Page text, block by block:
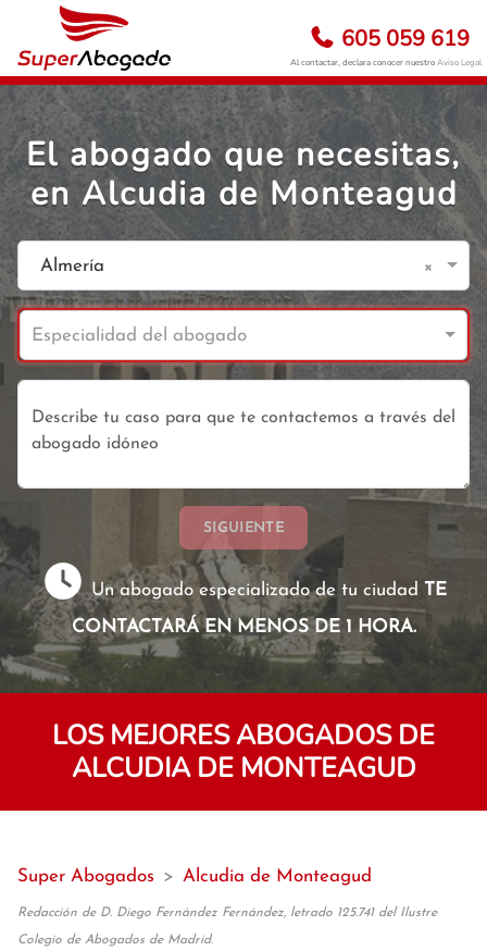
605 059 619
Al contactar, declara conocer nuestroAviso Legal
El abogado que necesitas,
en Alcudia de Monteagud
Almería ×
Especialidad del abogado
SIGUIENTE
Un abogado especializado de tu ciudad TE
CONTACTARÁ EN MENOS DE 1 HORA.
LOS MEJORES ABOGADOS DE
ALCUDIA DE MONTEAGUD
Super Abogados > Alcudia de Monteagud
Redacción de D. Diego Fernández Fernández, letrado 125.741 del Ilustre
Colegio de Abogados de Madrid.